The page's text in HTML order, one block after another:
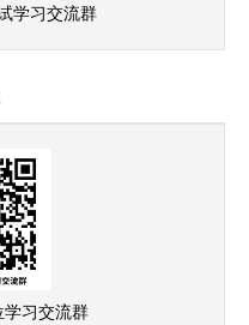
学习交流群
学习交流群